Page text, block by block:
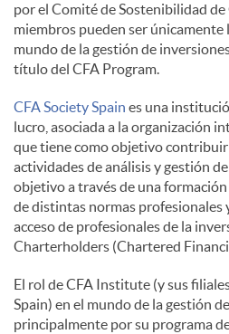
n
i
d
o
s
por el Comité de Sostenibilidad de
miembros pueden ser únicamente
mundo de la gestión de
título del CFA Program.
CFA Society Spain es una
lucro, asociada a la organización
que tiene como objetivo
actividades de análisis y gestión
objetivo a través de una
de distintas normas profesionales
acceso de profesionales de la
Charterholders (Chartered
El rol de CFA Institute (y sus
Spain) en el mundo de la gestión
principalmente por su programa